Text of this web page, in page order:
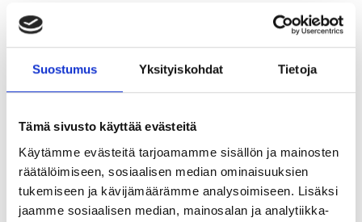
Suostumus Yksityiskohdat Tietoja
Tämä sivusto käyttää evästeitä
Käytämme evästeitä tarjoamamme sisällön ja mainosten
räätälöimiseen, sosiaalisen median ominaisuuksien
tukemiseen ja kävijämäärämme analysoimiseen. Lisäksi
jaamme sosiaalisen median, mainosalan ja analytiikka-
mitä useampi on järjestäytynyt liittoon. Jotta ammattiliitto
voisi neuvotella työehtosopimuksen, täytyy tarpeeksi
monen työntekijän alalla kuulua liittoon.
haluamme a) pitää yleissitovasta työehtosopimuksesta
kiinni ja b) pitää kiinni voimassa olevan
työehtosopimuksen eduista myös jatkossa.
Nyt on siis hyvä hetki liittyä liittoon tai kertoa
työkavereille, että liiton jäsenmaksulla 23,75 e/kk